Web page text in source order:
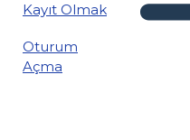
Kayıt Olmak
Oturum
Açma